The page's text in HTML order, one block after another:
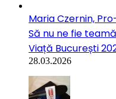
Maria Czernin,
Să nu ne fie
Viață București
28.03.2026